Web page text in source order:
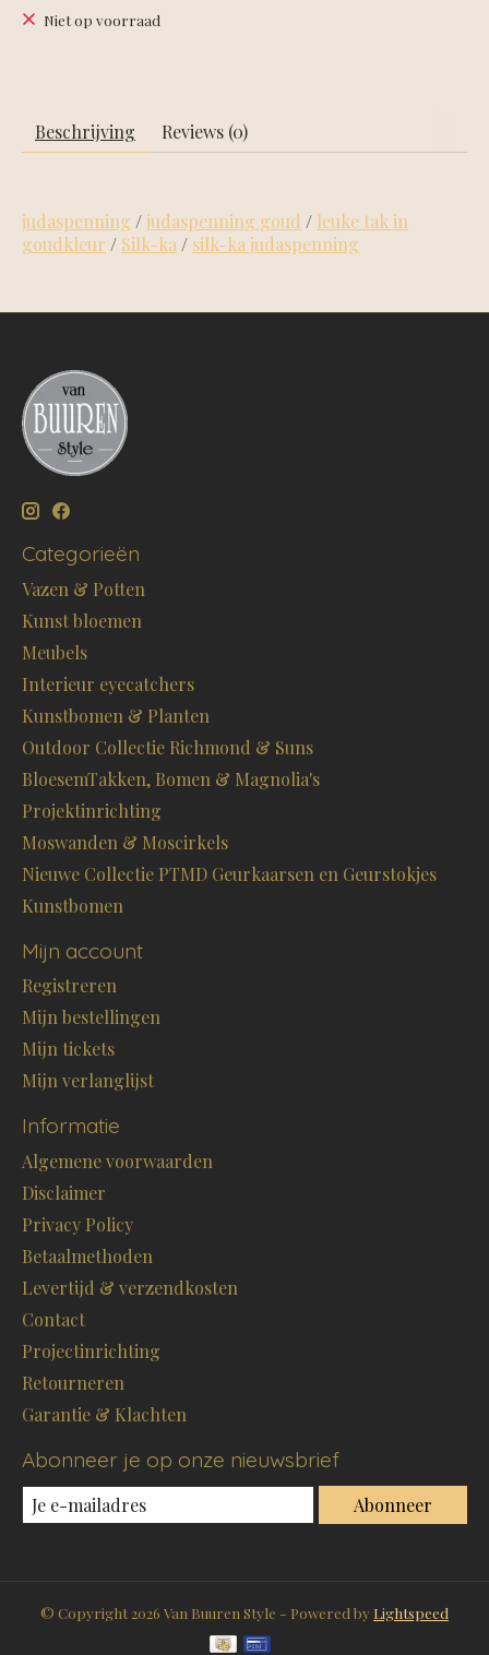
Niet op voorraad
Beschrijving Reviews (0)
judaspenning /judaspenning goud / leuke tak in
goudkleur / Silk-ka/ silk-ka judaspenning
Categorieën
Vazen & Potten
Kunst bloemen
Meubels
Interieur eyecatchers
Kunstbomen & Planten
Outdoor Collectie Richmond & Suns
BloesemTakken, Bomen & Magnolia's
Projektinrichting
Moswanden & Moscirkels
Nieuwe Collectie PTMD Geurkaarsen en Geurstokjes
Kunstbomen
Mijn account
Registreren
Mijn bestellingen
Mijn tickets
Mijn verlanglijst
Informatie
Algemene voorwaarden
Disclaimer
Privacy Policy
Betaalmethoden
Levertijd & verzendkosten
Contact
Projectinrichting
Retourneren
Garantie & Klachten
Abonneer je op onze nieuwsbrief
Abonneer
© Copyright 2026 Van Buuren Style - Powered by Lightspeed